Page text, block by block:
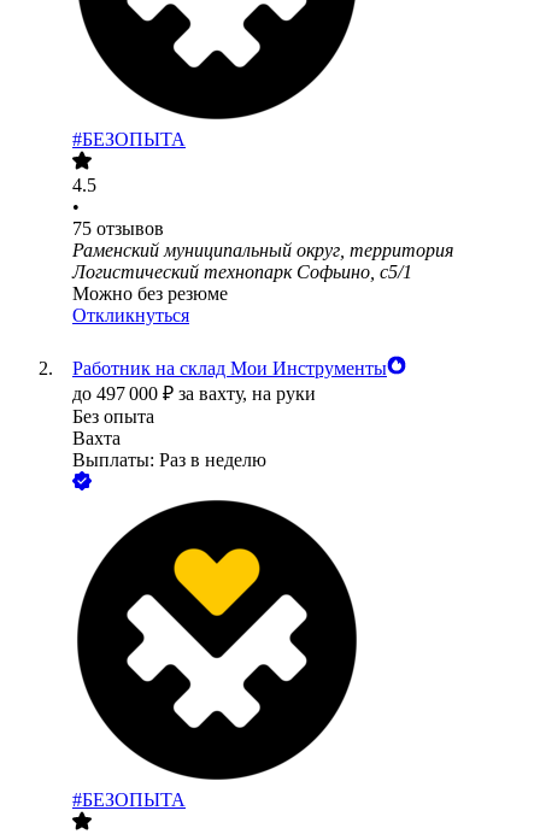
#БЕЗОПЫТА
4.5
•
75 отзывов
Раменский муниципальный округ, территория
Логистический технопарк Софьино, с5/1
Можно без резюме
Откликнуться
Работник на склад Мои Инструменты
до 497 000 ₽ за вахту, на руки
Без опыта
Вахта
Выплаты: Раз в неделю
#БЕЗОПЫТА